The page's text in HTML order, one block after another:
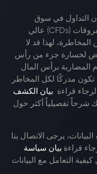
إن التداول في سوق
الصرف الأجنبي (الفوركس)، وعقود الفروقات (CFDs) عالي
لهذا قد لا
لخسارة جزء من رأس
المضاربة برأس المال
مدركًا لكل المخاطر
قراءة بيان الكشف
شرحاً تفصيلياً أكثر حول
يرجى الاتصال بنا
قراءة بيان سياسة
التعامل مع البيانات